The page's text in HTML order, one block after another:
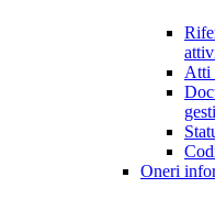
Atti
Oneri